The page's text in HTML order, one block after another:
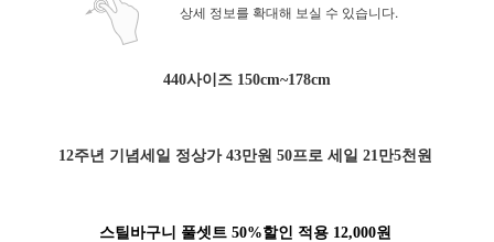
상세 정보를 확대해 보실 수 있습니다.
440사이즈 150cm~178cm
12주년 기념세일 정상가 43만원 50프로 세일 21만5천원
스틸바구니 풀셋트 50%할인 적용 12,000원